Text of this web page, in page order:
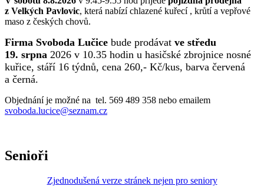
z Velkých Pavlovic, která nabízí chlazené kuřecí , krůtí a vepřové
maso z českých chovů.
Firma Svoboda Lučice bude prodávat ve středu
19. srpna 2026 v 10.35 hodin u hasičské zbrojnice nosné
kuřice, stáří 16 týdnů, cena 260,- Kč/kus, barva červená
a černá.
Objednání je možné na tel. 569 489 358 nebo emailem
svoboda.lucice@seznam.cz
Senioři
Zjednodušená verze stránek nejen pro seniory